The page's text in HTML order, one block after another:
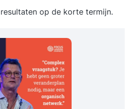
op de korte termijn.